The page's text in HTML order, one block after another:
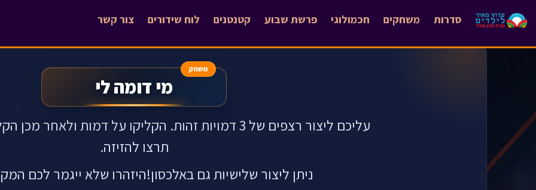
צור קשר לוח שידורים קטנטנים פרשת שבוע חכמולוגי משחקים סדרות
משחק
מי דומה לי
עליכם ליצור רצפים של 3 דמויות זהות. הקליקו על דמות
תרצו להזיזה.
ניתן ליצור שלישיות גם באלכסון!היזהרו שלא ייגמר לכם